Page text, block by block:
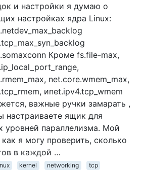
и настройки я думаю о
настройках ядра Linux:
Кроме fs.file-max,
net.core.wmem_max,
иnet.ipv4.tcp_wmem
важные ручки замарать ,
настраиваете ящик для
уровней параллелизма. Мой
я могу проверить, сколько
в каждой …
kernel networking tcp